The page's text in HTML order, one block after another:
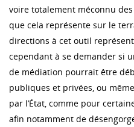
voire totalement méconnu
que cela représente sur le
directions à cet outil
cependant à se demander si
de médiation pourrait être
publiques et privées, ou
par l’État, comme pour
afin notamment de